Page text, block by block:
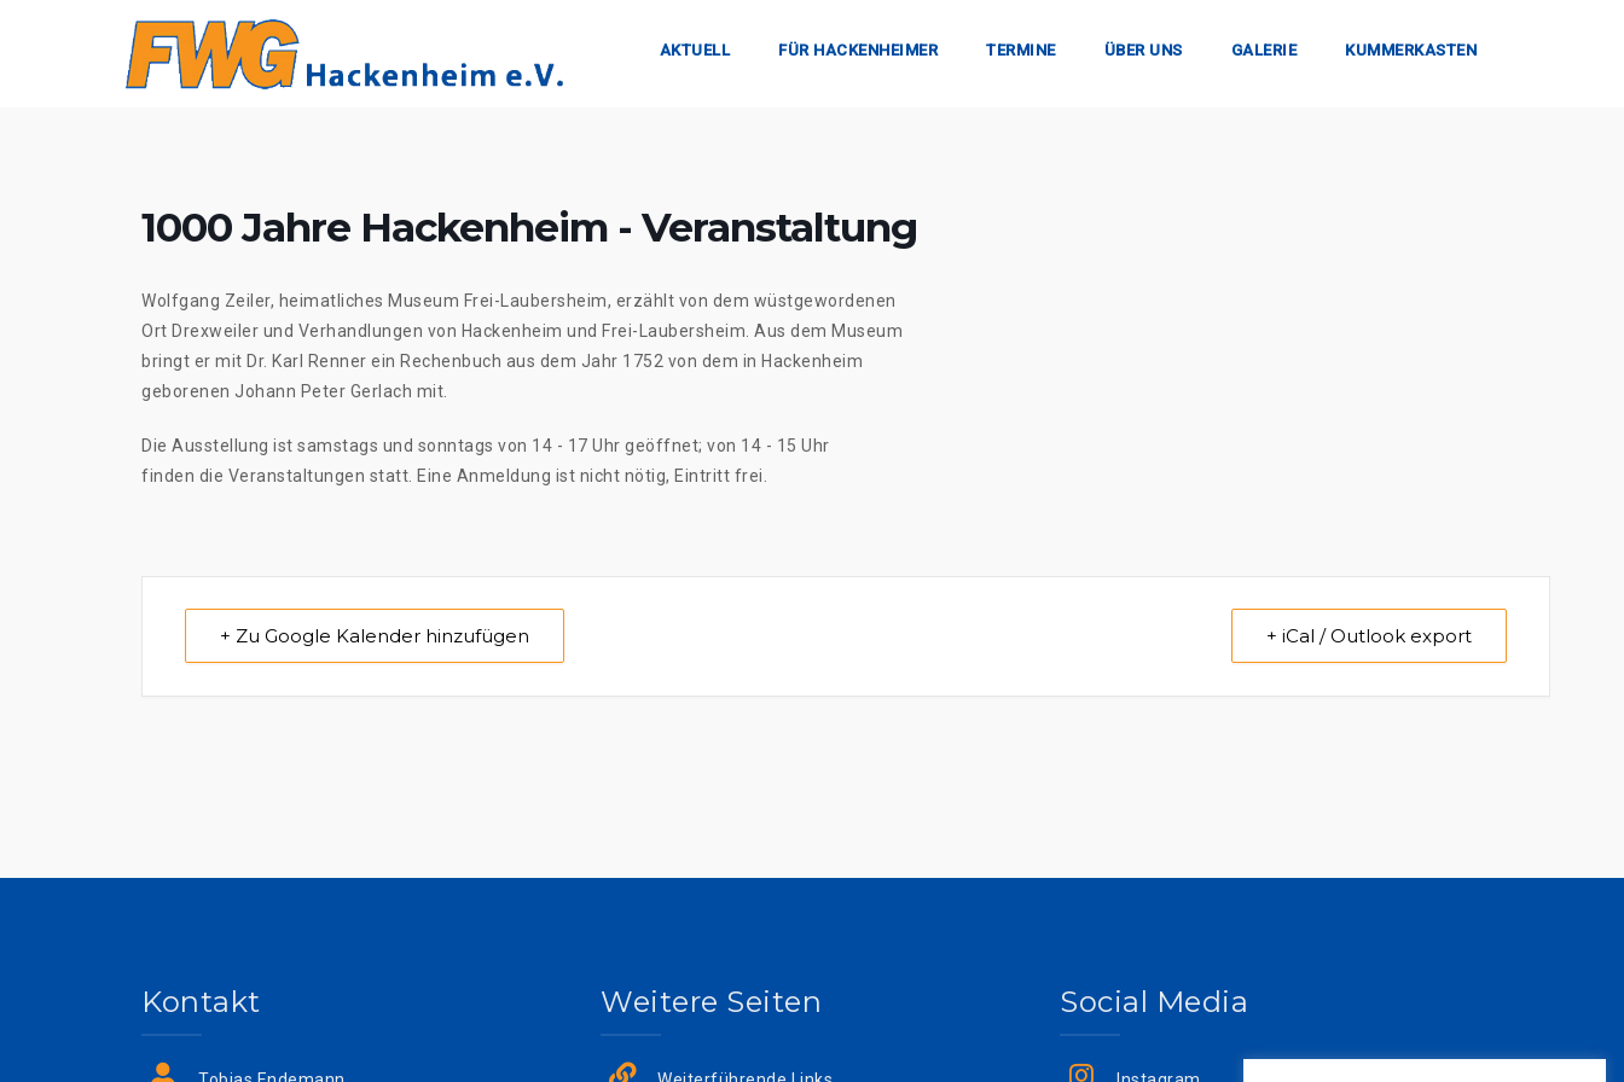
AKTUELL FÜR HACKENHEIMER TERMINE ÜBER UNS GALERIE KUMMERKASTEN
1000 Jahre Hackenheim - Veranstaltung
Wolfgang Zeiler, heimatliches Museum Frei-Laubersheim, erzählt von dem wüstgewordenen
Ort Drexweiler und Verhandlungen von Hackenheim und Frei-Laubersheim. Aus dem Museum
bringt er mit Dr. Karl Renner ein Rechenbuch aus dem Jahr 1752 von dem in Hackenheim
geborenen Johann Peter Gerlach mit.
Die Ausstellung ist samstags und sonntags von 14 - 17 Uhr geöffnet; von 14 - 15 Uhr
finden die Veranstaltungen statt. Eine Anmeldung ist nicht nötig, Eintritt frei.
+ Zu Google Kalender hinzufügen + iCal / Outlook export
Kontakt Weitere Seiten Social Media